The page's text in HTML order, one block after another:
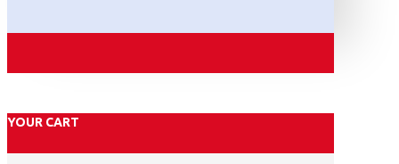
YOUR CART